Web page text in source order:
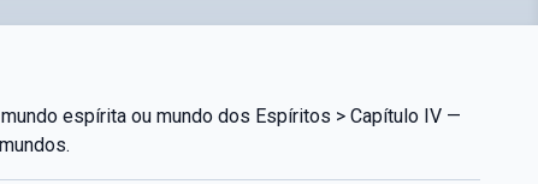
espírita ou mundo dos Espíritos > Capítulo IV —